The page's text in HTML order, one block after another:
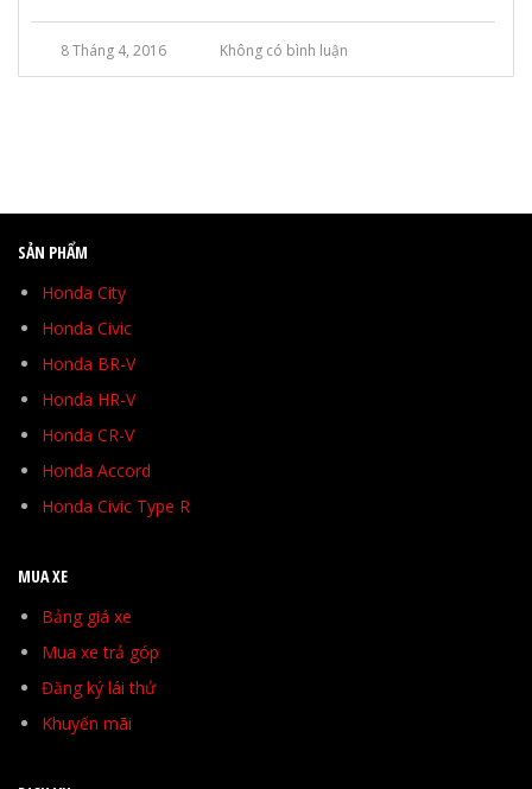
8 Tháng 4, 2016 Không có bình luận
SẢN PHẨM
Honda City
Honda Civic
Honda BR-V
Honda HR-V
Honda CR-V
Honda Accord
Honda Civic Type R
MUA XE
Bảng giá xe
Mua xe trả góp
Đăng ký lái thử
Khuyến mãi